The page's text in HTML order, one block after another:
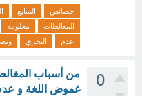
خصائص المتابع
المغالطات
معلومة
عدم
التحري
0
من أسباب
غموض اللغة و